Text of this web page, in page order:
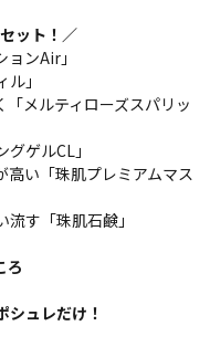
ット！／
ンAir」
」
「メルティローズスパリッ
ゲルCL」
高い「珠肌プレミアムマス
す「珠肌石鹸」
ろ
シュレだけ！